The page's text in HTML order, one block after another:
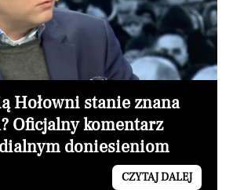
Hołowni stanie znana
Oficjalny komentarz
doniesieniom
CZYTAJ DALEJ